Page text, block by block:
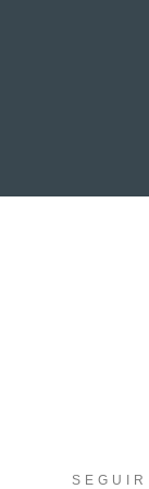
SEGUIR